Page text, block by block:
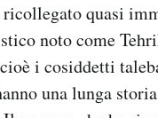
ricollegato quasi
noto come
i cosiddetti
una lunga